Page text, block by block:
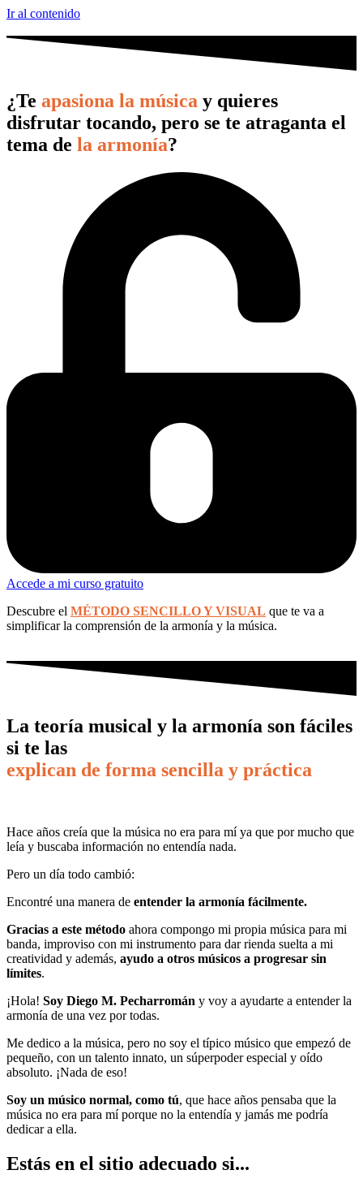
Ir al contenido
¿Te apasiona la música y quieres
disfrutar tocando, pero se te atraganta el
tema de la armonía?
Accede a mi curso gratuito
Descubre el MÉTODO SENCILLO Y VISUAL que te va a
simplificar la comprensión de la armonía y la música.
La teoría musical y la armonía son fáciles
si te las
explican de forma sencilla y práctica
Hace años creía que la música no era para mí ya que por mucho que
leía y buscaba información no entendía nada.
Pero un día todo cambió:
Encontré una manera de entender la armonía fácilmente.
Gracias a este método ahora compongo mi propia música para mi
banda, improviso con mi instrumento para dar rienda suelta a mi
creatividad y además, ayudo a otros músicos a progresar sin
límites.
¡Hola! Soy Diego M. Pecharromán y voy a ayudarte a entender la
armonía de una vez por todas.
Me dedico a la música, pero no soy el típico músico que empezó de
pequeño, con un talento innato, un súperpoder especial y oído
absoluto. ¡Nada de eso!
Soy un músico normal, como tú, que hace años pensaba que la
música no era para mí porque no la entendía y jamás me podría
dedicar a ella.
Estás en el sitio adecuado si...